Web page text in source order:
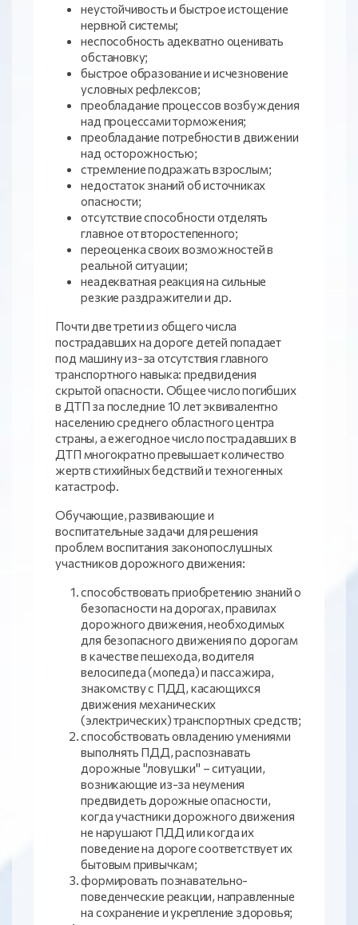
неустойчивость и быстрое истощение
нервной системы;
неспособность адекватно оценивать
обстановку;
быстрое образование и исчезновение
условных рефлексов;
преобладание процессов возбуждения
над процессами торможения;
преобладание потребности в движении
над осторожностью;
стремление подражать взрослым;
недостаток знаний об источниках
опасности;
отсутствие способности отделять
главное от второстепенного;
переоценка своих возможностей в
реальной ситуации;
неадекватная реакция на сильные
резкие раздражители и др.
Почти две трети из общего числа
пострадавших на дороге детей попадает
под машину из-за отсутствия главного
транспортного навыка: предвидения
скрытой опасности. Общее число погибших
в ДТП за последние 10 лет эквивалентно
населению среднего областного центра
страны, а ежегодное число пострадавших в
ДТП многократно превышает количество
жертв стихийных бедствий и техногенных
катастроф.
Обучающие, развивающие и
воспитательные задачи для решения
проблем воспитания законопослушных
участников дорожного движения:
способствовать приобретению знаний о
безопасности на дорогах, правилах
дорожного движения, необходимых
для безопасного движения по дорогам
в качестве пешехода, водителя
велосипеда (мопеда) и пассажира,
знакомству с ПДД, касающихся
движения механических
(электрических) транспортных средств;
способствовать овладению умениями
выполнять ПДД, распознавать
дорожные "ловушки" – ситуации,
возникающие из-за неумения
предвидеть дорожные опасности,
когда участники дорожного движения
не нарушают ПДД или когда их
поведение на дороге соответствует их
бытовым привычкам;
формировать познавательно-
поведенческие реакции, направленные
на сохранение и укрепление здоровья;